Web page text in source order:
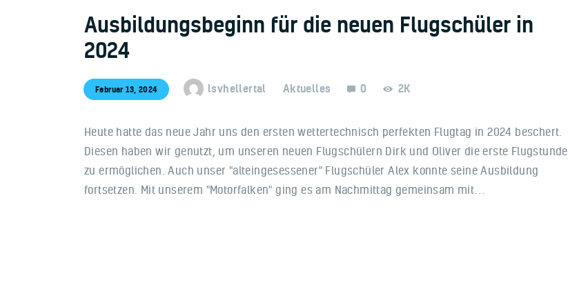
Ausbildungsbeginn für die neuen Flugschüler in
2024
Februar 13, 2024 lsvhellertal Aktuelles 0 2K
Heute hatte das neue Jahr uns den ersten wettertechnisch perfekten Flugtag in 2024 beschert.
Diesen haben wir genutzt, um unseren neuen Flugschülern Dirk und Oliver die erste Flugstunde
zu ermöglichen. Auch unser "alteingesessener" Flugschüler Alex konnte seine Ausbildung
fortsetzen. Mit unserem "Motorfalken" ging es am Nachmittag gemeinsam mit…